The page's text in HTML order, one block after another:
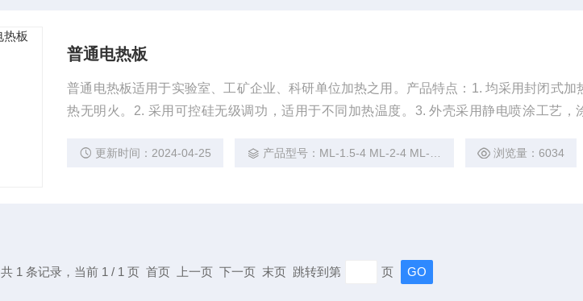
普通电热板
普通电热板适用于实验室、工矿企业、科研单位加热之用。产品特点：1. 均采用封闭式加
热无明火。2. 采用可控硅无级调功，适用于不同加热温度。3. 外壳采用静电喷涂工艺，
更新时间：2024-04-25 产品型号：ML-1.5-4 ML-2-4 ML-3-4 浏览量：6034
共 1 条记录，当前 1 / 1 页 首页 上一页 下一页 末页 跳转到第 页